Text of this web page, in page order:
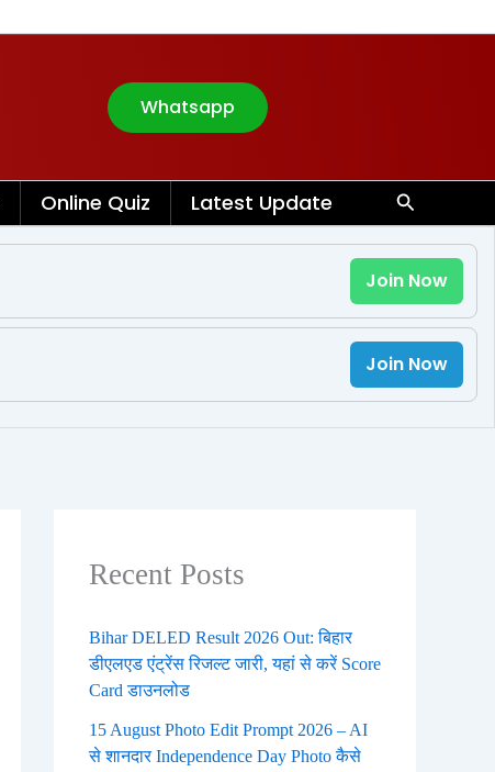
Whatsapp
Online Quiz Latest Update Search
Join Now
Join Now
Recent Posts
Bihar DELED Result 2026 Out: बिहार
डीएलएड एंट्रेंस रिजल्ट जारी, यहां से करें Score
Card डाउनलोड
15 August Photo Edit Prompt 2026 – AI
से शानदार Independence Day Photo कैसे